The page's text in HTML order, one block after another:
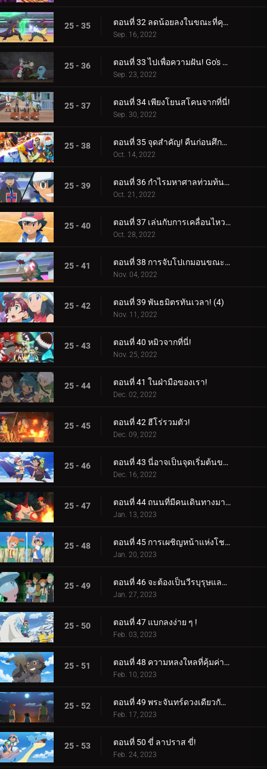
25 - 35 ตอนที่ 32 ลดน้อยลงในขณะที่คุณทำงาน! (4)
Sep. 16, 2022
25 - 36 ตอนที่ 33 ไปเพื่อความฝัน! Go's Road to Mew!!
Sep. 23, 2022
25 - 37 ตอนที่ 34 เพียงโยนสโคนจากที่นี่!
Sep. 30, 2022
25 - 38 ตอนที่ 35 จุดสำคัญ! คืนก่อนศึกตัดสิน! ซาโตชิ ปะทะ ดันเด้!!
Oct. 14, 2022
25 - 39 ตอนที่ 36 กำไรมหาศาลท่วมท้น! (1)
Oct. 21, 2022
25 - 40 ตอนที่ 37 เล่นกับการเคลื่อนไหวของคุณ! (2)
Oct. 28, 2022
25 - 41 ตอนที่ 38 การจับโปเกมอนขณะปัดป้อง! (3)
Nov. 04, 2022
25 - 42 ตอนที่ 39 พันธมิตรทันเวลา! (4)
Nov. 11, 2022
25 - 43 ตอนที่ 40 หมิวจากที่นี่!
Nov. 25, 2022
25 - 44 ตอนที่ 41 ในฝ่ามือของเรา!
Dec. 02, 2022
25 - 45 ตอนที่ 42 ฮีโร่รวมตัว!
Dec. 09, 2022
25 - 46 ตอนที่ 43 นี่อาจเป็นจุดเริ่มต้นของสิ่งที่ยิ่งใหญ่!
Dec. 16, 2022
25 - 47 ตอนที่ 44 ถนนที่มีคนเดินทางมากที่สุด!
Jan. 13, 2023
25 - 48 ตอนที่ 45 การเผชิญหน้าแห่งโชคชะตา!
Jan. 20, 2023
25 - 49 ตอนที่ 46 จะต้องเป็นวีรบุรุษและแม่มดของเรา!
Jan. 27, 2023
25 - 50 ตอนที่ 47 แบกลงง่าย ๆ !
Feb. 03, 2023
25 - 51 ตอนที่ 48 ความหลงใหลที่คุ้มค่าของหน่วย!
Feb. 10, 2023
25 - 52 ตอนที่ 49 พระจันทร์ดวงเดียวกัน บัดนี้และตลอดไป!
Feb. 17, 2023
25 - 53 ตอนที่ 50 ขี่ ลาปราส ขี่!
Feb. 24, 2023